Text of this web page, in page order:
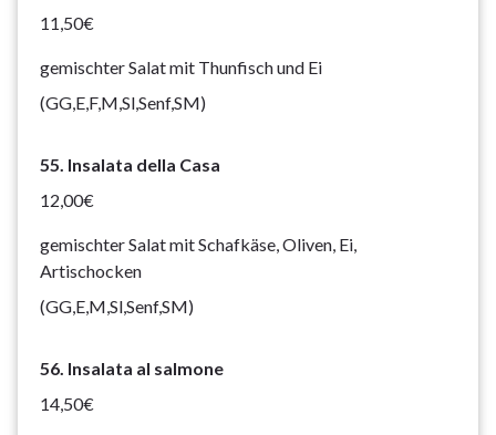
11,50€
gemischter Salat mit Thunfisch und Ei
(GG,E,F,M,Sl,Senf,SM)
55. Insalata della Casa
12,00€
gemischter Salat mit Schafkäse, Oliven, Ei,
Artischocken
(GG,E,M,Sl,Senf,SM)
56. Insalata al salmone
14,50€